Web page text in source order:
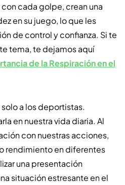
cada golpe, crean una
en su juego, lo que les
de control y confianza. Si te
tema, te dejamos aquí
de la Respiración en el
a los deportistas.
en nuestra vida diaria. Al
con nuestras acciones,
rendimiento en diferentes
una presentación
situación estresante en el